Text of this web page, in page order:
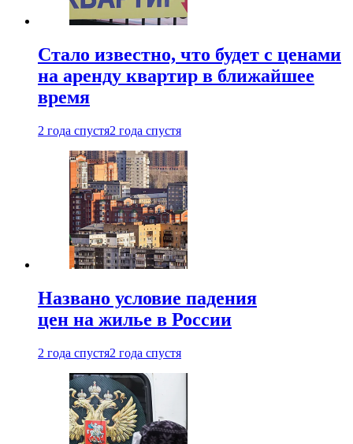
Стало известно, что будет с ценами
на аренду квартир в ближайшее
время
2 года спустя2 года спустя
Названо условие падения
цен на жилье в России
2 года спустя2 года спустя